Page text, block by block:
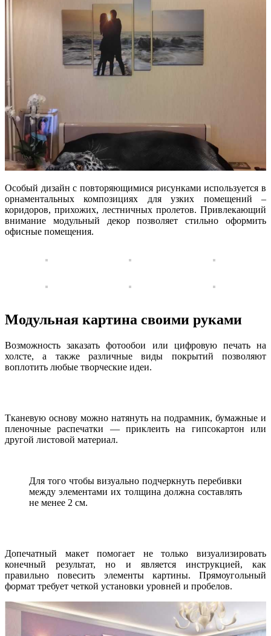
Особый дизайн с повторяющимися рисунками используется в
орнаментальных композициях для узких помещений –
коридоров, прихожих, лестничных пролетов. Привлекающий
внимание модульный декор позволяет стильно оформить
офисные помещения.
Модульная картина своими руками
Возможность заказать фотообои или цифровую печать на
холсте, а также различные виды покрытий позволяют
воплотить любые творческие идеи.
Тканевую основу можно натянуть на подрамник, бумажные и
пленочные распечатки — приклеить на гипсокартон или
другой листовой материал.
Для того чтобы визуально подчеркнуть перебивки
между элементами их толщина должна составлять
не менее 2 см.
Допечатный макет помогает не только визуализировать
конечный результат, но и является инструкцией, как
правильно повесить элементы картины. Прямоугольный
формат требует четкой установки уровней и пробелов.